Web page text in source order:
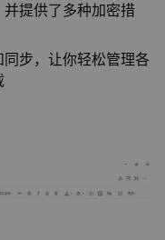
提供了多种加密措
步，让你轻松管理各